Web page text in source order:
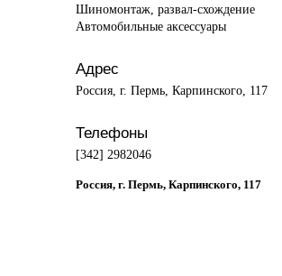
Шиномонтаж, развал-схождение
Автомобильные аксессуары
Адрес
Россия, г. Пермь, Карпинского, 117
Телефоны
[342] 2982046
Россия, г. Пермь, Карпинского, 117